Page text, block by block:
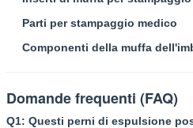
Parti per stampaggio medico
Componenti della muffa
Domande frequenti (FAQ)
Q1: Questi perni di espulsione